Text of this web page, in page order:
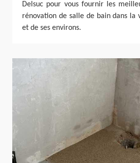
Delsuc pour vous fournir les
rénovation de salle de bain dans la
et de ses environs.